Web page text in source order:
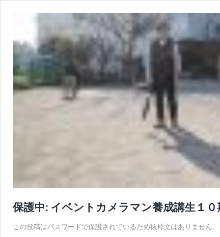
保護中: イベントカメラマン養成講生１
この投稿はパスワードで保護されているため抜粋文はありません。